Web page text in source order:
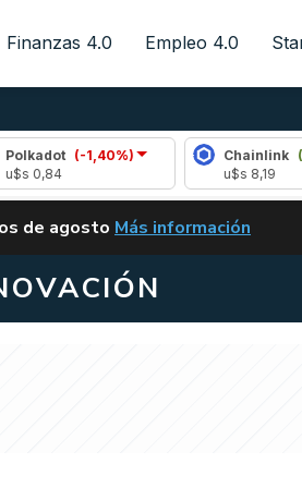
Finanzas 4.0 Empleo 4.0
Chainlink (0,17%)
ALERTA
de agosto VUELVE EL CARRY
Más información